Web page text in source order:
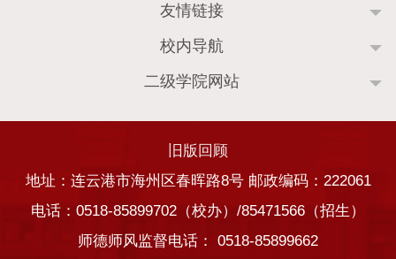
友情链接
校内导航
二级学院网站
旧版回顾
地址：连云港市海州区春晖路8号 邮政编码：222061
电话：0518-85899702（校办）/85471566（招生）
师德师风监督电话： 0518-85899662